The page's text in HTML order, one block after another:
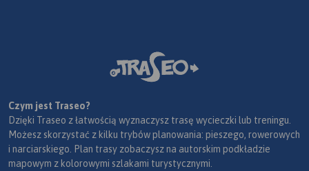
Czym jest Traseo?
Dzięki Traseo z łatwością wyznaczysz trasę wycieczki lub treningu.
Możesz skorzystać z kilku trybów planowania: pieszego, rowerowych
i narciarskiego. Plan trasy zobaczysz na autorskim podkładzie
mapowym z kolorowymi szlakami turystycznymi.